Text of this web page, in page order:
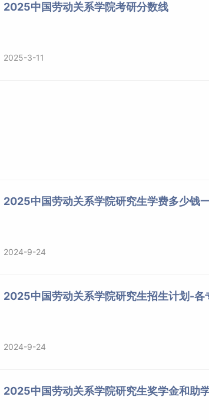
2025中国劳动关系学院考研分数线
2025-3-11
2025中国劳动关系学院研究生学费多少钱
2024-9-24
2025中国劳动关系学院研究生招生计划-各
2024-9-24
2025中国劳动关系学院研究生奖学金和助